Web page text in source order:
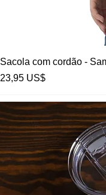
Sacola com cordão -
Preço
23,95 US$